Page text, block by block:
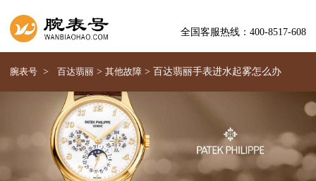
全国客服热线：400-8517-608
腕表号 > 百达翡丽 > 其他故障 > 百达翡丽手表进水起雾怎么办